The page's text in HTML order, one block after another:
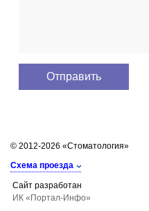
© 2012-2026 «Стоматология»
Схема проезда
Сайт разработан
ИК «Портал-Инфо»